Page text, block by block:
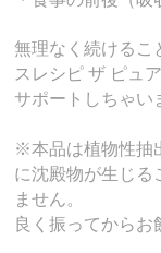
無理なく続けるこ
スレシピ ザ ピュ
サポートしちゃい
※本品は植物性抽
に沈殿物が生じる
ません。
良く振ってからお